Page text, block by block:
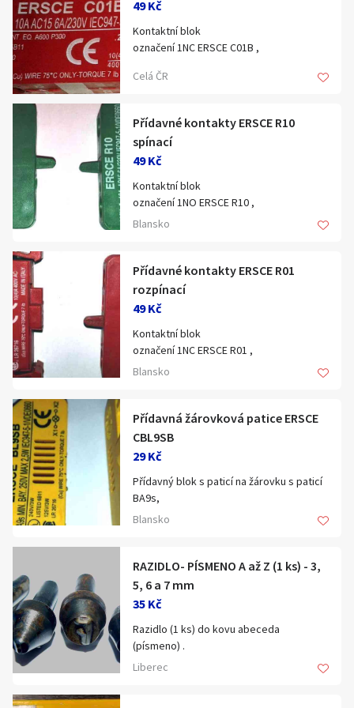
49 Kč
Kontaktní blok
označení 1NC ERSCE C01B ,
rozpínací kontakt. . .
pomocné kontakty 1NC rozpínací...
Blansko.
Celá ČR
Přídavné kontakty ERSCE R10
spínací
49 Kč
Kontaktní blok
označení 1NO ERSCE R10 ,
max.230V/10A zelený Bremas,
pomocné kontakty 1NO spínací..
Blansko.
Blansko
Přídavné kontakty ERSCE R01
rozpínací
49 Kč
Kontaktní blok
označení 1NC ERSCE R01 ,
max.230V/10A červený Bremas,
pomocné kontakty 1NC rozpínací...
Blansko.
Blansko
Přídavná žárovková patice ERSCE
CBL9SB
29 Kč
Přídavný blok s paticí na žárovku s paticí
BA9s,
označení ERSCE BL9SB,
.
patice pro žárovky BA9s
..
Blansko.
Blansko
RAZIDLO- PÍSMENO A až Z (1 ks) - 3,
5, 6 a 7 mm
35 Kč
Razidlo (1 ks) do kovu abeceda
(písmeno) .
volba z 27 ks abecedy a interpunkce
Liberec